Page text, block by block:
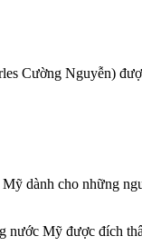
Cường Nguyễn)
dành cho những
nước Mỹ được đích